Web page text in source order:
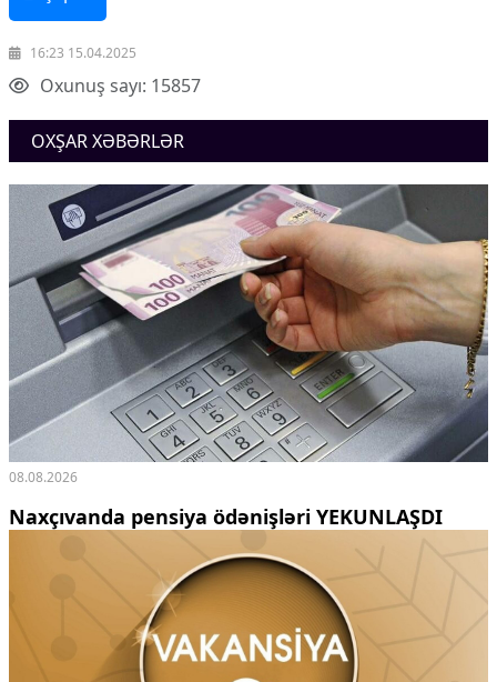
16:23 15.04.2025
Oxunuş sayı: 15857
OXŞAR XƏBƏRLƏR
08.08.2026
Naxçıvanda pensiya ödənişləri YEKUNLAŞDI